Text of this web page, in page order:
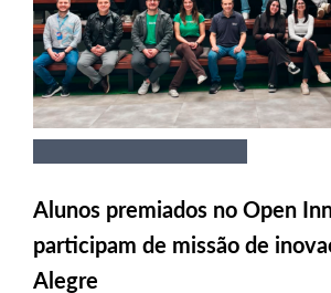
Alunos premiados no Open
participam de missão de
Alegre